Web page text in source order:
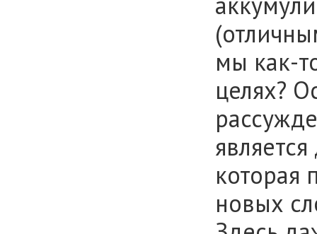
мы как-
целях?
которая
новых